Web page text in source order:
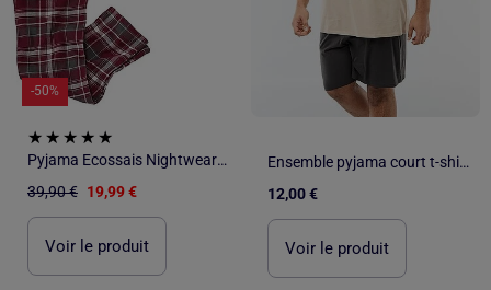
-50%
Pyjama Ecossais Nightwear - ATLAS FOR MEN
39,90 € 19,99 €
Voir le produit
Ensemble pyjama court t-shirt + short - 2 pièces
12,00 €
Voir le produit